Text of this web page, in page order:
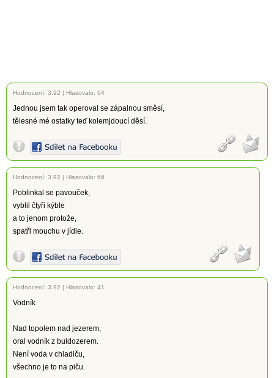
Hodnocení: 3.92 | Hlasovalo: 64
Jednou jsem tak operoval se zápalnou směsí,
tělesné mé ostatky teď kolemjdoucí děsí.
Hodnocení: 3.92 | Hlasovalo: 66
Poblinkal se pavouček,
vyblil čtyři kýble
a to jenom protože,
spatřl mouchu v jídle.
Hodnocení: 3.92 | Hlasovalo: 41
Vodník
Nad topolem nad jezerem,
oral vodník z buldozerem.
Není voda v chladiču,
všechno je to na piču.